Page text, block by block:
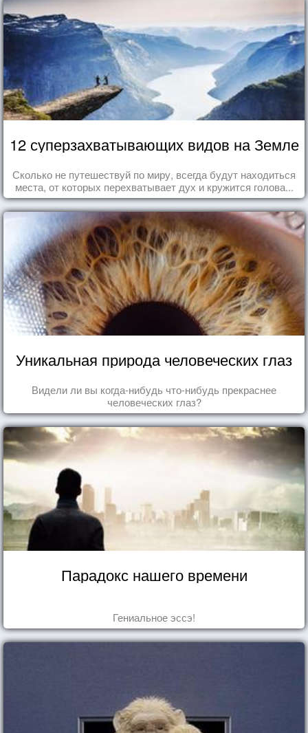
12 суперзахватывающих видов на Земле
Сколько не путешествуй по миру, всегда будут находиться
места, от которых перехватывает дух и кружится голова...
Уникальная природа человеческих глаз
Видели ли вы когда-нибудь что-нибудь прекраснее
человеческих глаз?
Парадокс нашего времени
Гениальное эссэ!